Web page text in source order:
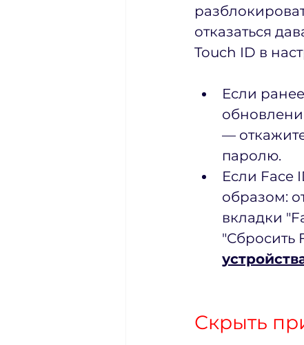
отказаться
Touch ID в
Если
—
паролю.
Если Face
образом:
вкладки
"Сбросить
Скрыть